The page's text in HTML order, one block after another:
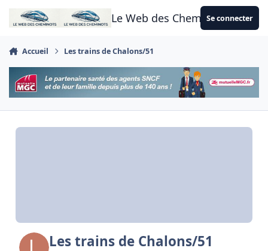
Aller au contenu
Le Web des CheminotsSe connecter
Accueil Les trains de Chalons/51
Les trains de Chalons/51